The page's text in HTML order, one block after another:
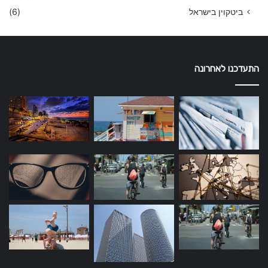
ביטקוין בישראל (6)
התעדכנו לאחרונה